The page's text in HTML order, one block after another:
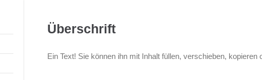
Überschrift
Ein Text! Sie können ihn mit Inhalt füllen, verschieben, kopieren